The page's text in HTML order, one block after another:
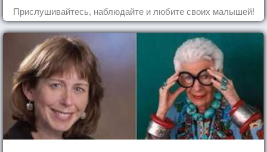
Прислушивайтесь, наблюдайте и любите своих малышей!